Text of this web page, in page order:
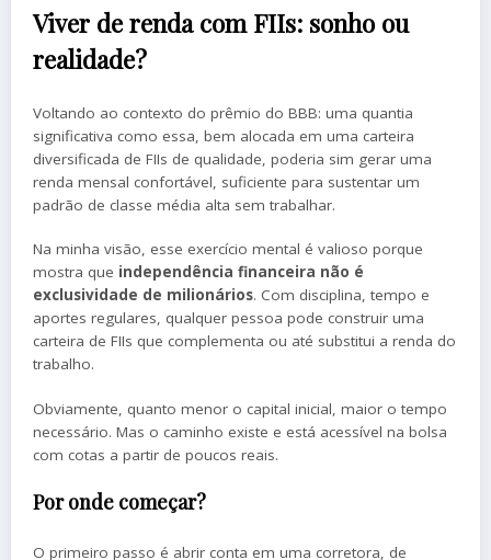
Viver de renda com FIIs: sonho ou
realidade?
Voltando ao contexto do prêmio do BBB: uma quantia
significativa como essa, bem alocada em uma carteira
diversificada de FIIs de qualidade, poderia sim gerar uma
renda mensal confortável, suficiente para sustentar um
padrão de classe média alta sem trabalhar.
Na minha visão, esse exercício mental é valioso porque
mostra que independência financeira não é
exclusividade de milionários. Com disciplina, tempo e
aportes regulares, qualquer pessoa pode construir uma
carteira de FIIs que complementa ou até substitui a renda do
trabalho.
Obviamente, quanto menor o capital inicial, maior o tempo
necessário. Mas o caminho existe e está acessível na bolsa
com cotas a partir de poucos reais.
Por onde começar?
O primeiro passo é abrir conta em uma corretora, de